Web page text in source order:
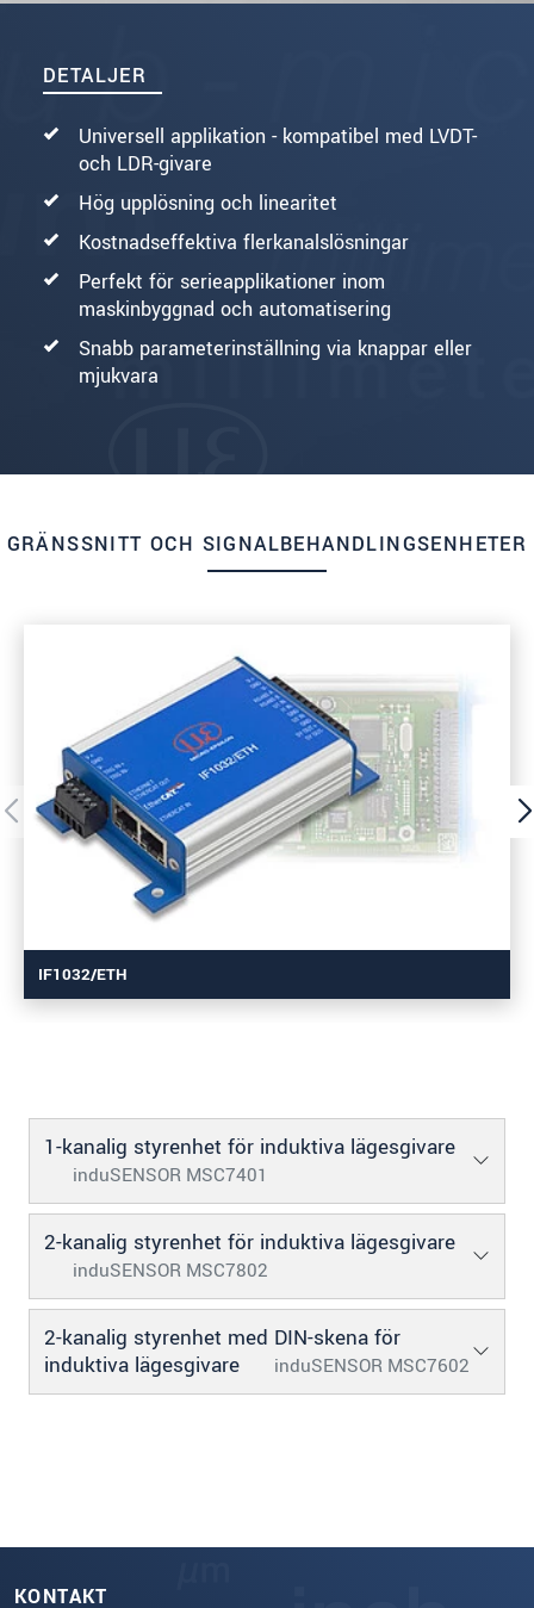
DETALJER
Universell applikation - kompatibel med LVDT-
och LDR-givare
Hög upplösning och linearitet
Kostnadseffektiva flerkanalslösningar
Perfekt för serieapplikationer inom
maskinbyggnad och automatisering
Snabb parameterinställning via knappar eller
mjukvara
GRÄNSSNITT OCH SIGNALBEHANDLINGSENHETER
IF1032/ETH
1-kanalig styrenhet för induktiva lägesgivare
induSENSOR MSC7401
2-kanalig styrenhet för induktiva lägesgivare
induSENSOR MSC7802
2-kanalig styrenhet med DIN-skena för
induktiva lägesgivare
induSENSOR MSC7602
KONTAKT